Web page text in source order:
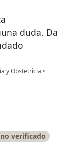
duda. Da
y Obstetricia •
verificado